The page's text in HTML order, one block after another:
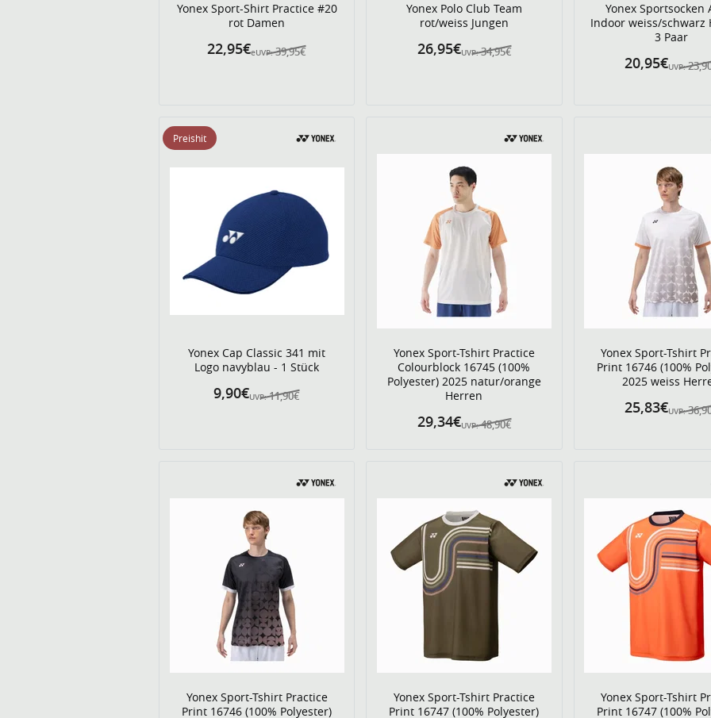
Yonex Sport-Shirt Practice #20
rot Damen
eUVP: 39,95€
22,95€
Yonex Polo Club Team
rot/weiss Jungen
UVP: 34,95€
26,95€
Yonex Sportsocken
Indoor weiss/schwarz
3 Paar
UVP:
20,95€
Yonex Cap Classic 341 mit
Logo navyblau - 1 Stück
UVP: 11,90€
9,90€
Preishit
Yonex Sport-Tshirt Practice
Colourblock 16745 (100%
Polyester) 2025 natur/orange
Herren
UVP: 48,90€
29,34€
Yonex Sport-Tshirt
Print 16746 (100%
2025 weiss
UVP:
25,83€
Yonex Sport-Tshirt Practice
Print 16746 (100% Polyester)
Yonex Sport-Tshirt Practice
Print 16747 (100% Polyester)
Yonex Sport-Tshirt
Print 16747 (100%